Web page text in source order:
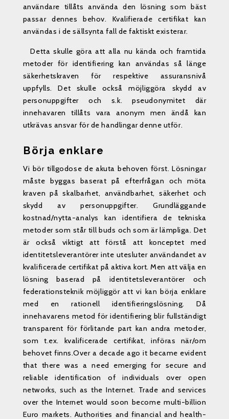
användare tillåts använda den lösning som bäst
passar dennes behov. Kvalifierade certifikat kan
användas i de sällsynta fall de faktiskt existerar.
Detta skulle göra att alla nu kända och framtida
metoder för identifiering kan användas så länge
säkerhetskraven för respektive assuransnivå
uppfylls. Det skulle också möjliggöra skydd av
personuppgifter och s.k. pseudonymitet där
innehavaren tillåts vara anonym men ändå kan
utkrävas ansvar för de handlingar denne utför.
Börja enklare
Vi bör tillgodose de akuta behoven först. Lösningar
måste byggas baserat på efterfrågan och möta
kraven på skalbarhet, användbarhet, säkerhet och
skydd av personuppgifter. Grundläggande
kostnad/nytta-analys kan identifiera de tekniska
metoder som står till buds och som är lämpliga. Det
är också viktigt att förstå att konceptet med
identitetsleverantörer inte utesluter användandet av
kvalificerade certifikat på aktiva kort. Men att välja en
lösning baserad på identitetsleverantörer och
federationsteknik möjliggör att vi kan börja enklare
med en rationell identifieringslösning. Då
innehavarens metod för identifiering blir fullständigt
transparent för förlitande part kan andra metoder,
som t.ex. kvalificerade certifikat, införas när/om
behovet finns.Over a decade ago it became evident
that there was a need emerging for secure and
reliable identification of individuals over open
networks, such as the Internet. Trade and services
over the Internet would soon become multi-billion
Euro markets. Authorities and financial and health-